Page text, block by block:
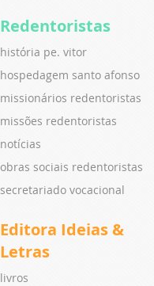
Redentoristas
história pe. vitor
hospedagem santo afonso
missionários redentoristas
missões redentoristas
notícias
obras sociais redentoristas
secretariado vocacional
Editora Ideias &
Letras
livros